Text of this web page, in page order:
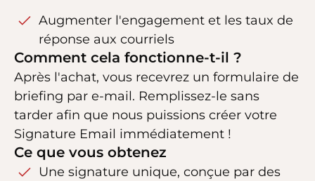
Augmenter l'engagement et les taux de
réponse aux courriels
Comment cela fonctionne-t-il ?
Après l'achat, vous recevrez un formulaire de
briefing par e-mail. Remplissez-le sans
tarder afin que nous puissions créer votre
Signature Email immédiatement !
Ce que vous obtenez
Une signature unique, conçue par des